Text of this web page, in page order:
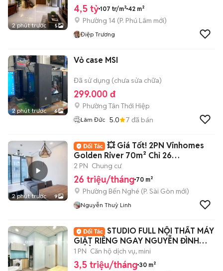
2 phút trước 5
4,5 tỷ 107 tr/m² 42 m²
Phường 14 (P. Phú Lâm mới)
Điệp Trương
2 phút trước 6
Vỏ case MSI
Đã sử dụng (chưa sửa chữa)
299.000 đ
Phường Tân Thới Hiệp
Lâm Đức 5.0 7 đã bán
2 phút trước 9
💥 Giá Tốt! 2PN Vinhomes
Golden River 70m² Chỉ 26
Triệu/Tháng
2 PN Chung cư
26 triệu/tháng 70 m²
Phường Bến Nghé (P. Sài Gòn mới)
Nguyễn Thuỳ Linh
STUDIO FULL NỘI THẤT MÁY
GIẶT RIÊNG NGAY NGUYỄN ĐÌNH
CHIỂU
1 PN Căn hộ dịch vụ, mini
3,5 triệu/tháng 30 m²